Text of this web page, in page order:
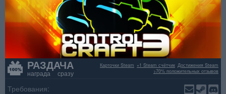
РАЗДАЧА
награда сразу
Достижения Steam
+1 Steam счётчик
Карточки Steam
>70% положительных отзывов
Требования: